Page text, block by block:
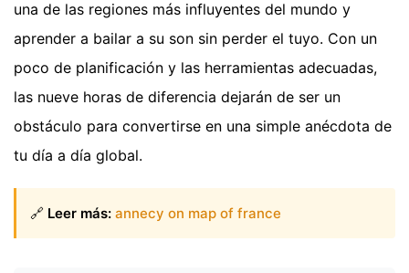
una de las regiones más influyentes del mundo y
aprender a bailar a su son sin perder el tuyo. Con un
poco de planificación y las herramientas adecuadas,
las nueve horas de diferencia dejarán de ser un
obstáculo para convertirse en una simple anécdota de
tu día a día global.
🔗 Leer más: annecy on map of france